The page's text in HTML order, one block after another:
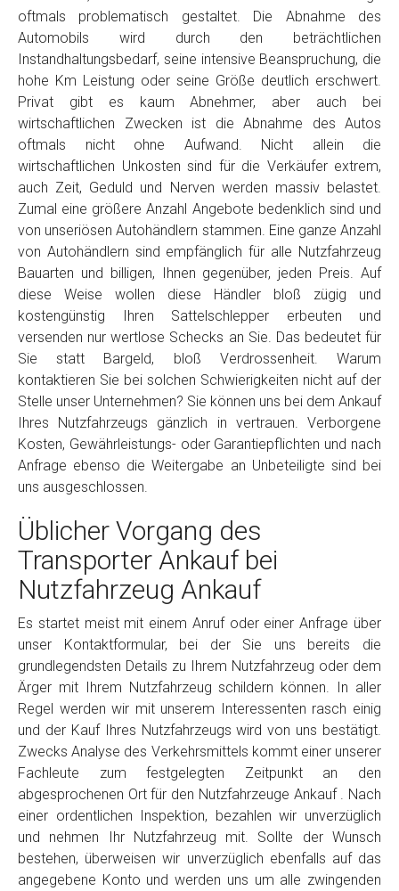
oftmals problematisch gestaltet. Die Abnahme des
Automobils wird durch den beträchtlichen
Instandhaltungsbedarf, seine intensive Beanspruchung, die
hohe Km Leistung oder seine Größe deutlich erschwert.
Privat gibt es kaum Abnehmer, aber auch bei
wirtschaftlichen Zwecken ist die Abnahme des Autos
oftmals nicht ohne Aufwand. Nicht allein die
wirtschaftlichen Unkosten sind für die Verkäufer extrem,
auch Zeit, Geduld und Nerven werden massiv belastet.
Zumal eine größere Anzahl Angebote bedenklich sind und
von unseriösen Autohändlern stammen. Eine ganze Anzahl
von Autohändlern sind empfänglich für alle Nutzfahrzeug
Bauarten und billigen, Ihnen gegenüber, jeden Preis. Auf
diese Weise wollen diese Händler bloß zügig und
kostengünstig Ihren Sattelschlepper erbeuten und
versenden nur wertlose Schecks an Sie. Das bedeutet für
Sie statt Bargeld, bloß Verdrossenheit. Warum
kontaktieren Sie bei solchen Schwierigkeiten nicht auf der
Stelle unser Unternehmen? Sie können uns bei dem Ankauf
Ihres Nutzfahrzeugs gänzlich in vertrauen. Verborgene
Kosten, Gewährleistungs- oder Garantiepflichten und nach
Anfrage ebenso die Weitergabe an Unbeteiligte sind bei
uns ausgeschlossen.
Üblicher Vorgang des
Transporter Ankauf bei
Nutzfahrzeug Ankauf
Es startet meist mit einem Anruf oder einer Anfrage über
unser Kontaktformular, bei der Sie uns bereits die
grundlegendsten Details zu Ihrem Nutzfahrzeug oder dem
Ärger mit Ihrem Nutzfahrzeug schildern können. In aller
Regel werden wir mit unserem Interessenten rasch einig
und der Kauf Ihres Nutzfahrzeugs wird von uns bestätigt.
Zwecks Analyse des Verkehrsmittels kommt einer unserer
Fachleute zum festgelegten Zeitpunkt an den
abgesprochenen Ort für den Nutzfahrzeuge Ankauf . Nach
einer ordentlichen Inspektion, bezahlen wir unverzüglich
und nehmen Ihr Nutzfahrzeug mit. Sollte der Wunsch
bestehen, überweisen wir unverzüglich ebenfalls auf das
angegebene Konto und werden uns um alle zwingenden